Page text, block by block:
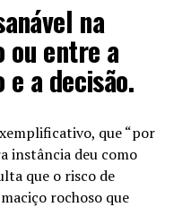
na
ou entre a
a decisão.
que “por
instância deu como
que o risco de
rochoso que